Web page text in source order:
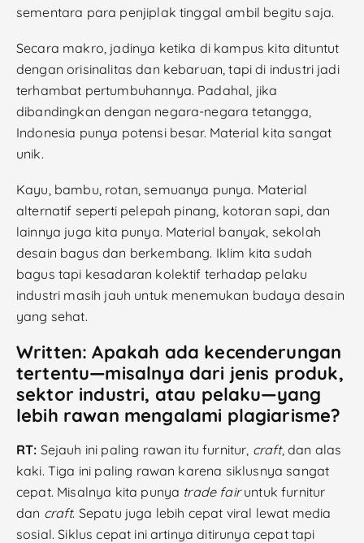
sementara para penjiplak tinggal ambil begitu saja.
Secara makro, jadinya ketika di kampus kita dituntut
dengan orisinalitas dan kebaruan, tapi di industri jadi
terhambat pertumbuhannya. Padahal, jika
dibandingkan dengan negara-negara tetangga,
Indonesia punya potensi besar. Material kita sangat
unik.
Kayu, bambu, rotan, semuanya punya. Material
alternatif seperti pelepah pinang, kotoran sapi, dan
lainnya juga kita punya. Material banyak, sekolah
desain bagus dan berkembang. Iklim kita sudah
bagus tapi kesadaran kolektif terhadap pelaku
industri masih jauh untuk menemukan budaya desain
yang sehat.
Written: Apakah ada kecenderungan
tertentu—misalnya dari jenis produk,
sektor industri, atau pelaku—yang
lebih rawan mengalami plagiarisme?
RT: Sejauh ini paling rawan itu furnitur, craft, dan alas
kaki. Tiga ini paling rawan karena siklusnya sangat
cepat. Misalnya kita punya trade fairuntuk furnitur
dan craft. Sepatu juga lebih cepat viral lewat media
sosial. Siklus cepat ini artinya ditirunya cepat tapi